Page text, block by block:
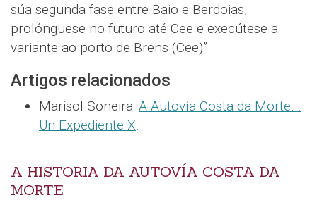
súa segunda fase entre Baio e Berdoias,
prolónguese no futuro até Cee e execútese a
variante ao porto de Brens (Cee)”.
Artigos relacionados
Marisol Soneira: A Autovía Costa da Morte...
Un Expediente X.
A HISTORIA DA AUTOVÍA COSTA DA
MORTE